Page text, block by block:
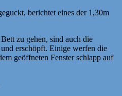
berichtet eines der 1,30m
zu gehen, sind auch die
erschöpft. Einige werfen die
geöffneten Fenster schlapp auf